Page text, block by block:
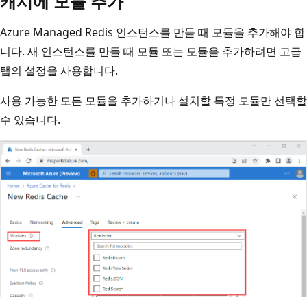
Azure Managed Redis 인스턴스를 만들 때 모듈을 추가해야 합
니다. 새 인스턴스를 만들 때 모듈 또는 모듈을 추가하려면 고급
탭의 설정을 사용합니다.
사용 가능한 모든 모듈을 추가하거나 설치할 특정 모듈만 선택할
수 있습니다.